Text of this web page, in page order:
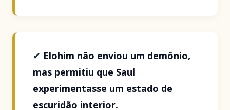
✔ Elohim não enviou um demônio,
mas permitiu que Saul
experimentasse um estado de
escuridão interior.